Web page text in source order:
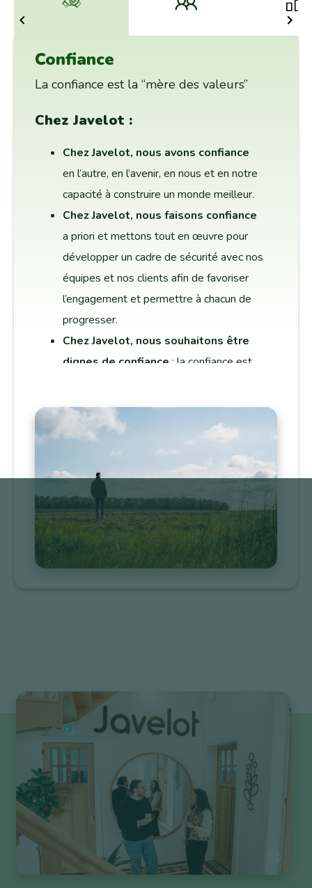
Confiance
La confiance est la “mère des valeurs”
Chez Javelot :
Chez Javelot, nous avons confiance
en l’autre, en l’avenir, en nous et en notre
capacité à construire un monde meilleur.
Chez Javelot, nous faisons confiance
a priori et mettons tout en œuvre pour
développer un cadre de sécurité avec nos
équipes et nos clients afin de favoriser
l’engagement et permettre à chacun de
progresser.
Chez Javelot, nous souhaitons être
dignes de confiance : la confiance est
l’enraciner dans la durée.